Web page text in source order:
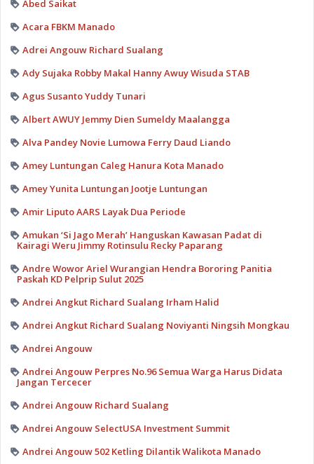
Abed Saikat
Acara FBKM Manado
Adrei Angouw Richard Sualang
Ady Sujaka Robby Makal Hanny Awuy Wisuda STAB
Agus Susanto Yuddy Tunari
Albert AWUY Jemmy Dien Sumeldy Maalangga
Alva Pandey Novie Lumowa Ferry Daud Liando
Amey Luntungan Caleg Hanura Kota Manado
Amey Yunita Luntungan Jootje Luntungan
Amir Liputo AARS Layak Dua Periode
Amukan ‘Si Jago Merah’ Hanguskan Kawasan Padat di
Kairagi Weru Jimmy Rotinsulu Recky Paparang
Andre Wowor Ariel Wurangian Hendra Bororing Panitia
Paskah KD Pelprip Sulut 2025
Andrei Angkut Richard Sualang Irham Halid
Andrei Angkut Richard Sualang Noviyanti Ningsih Mongkau
Andrei Angouw
Andrei Angouw Perpres No.96 Semua Warga Harus Didata
Jangan Tercecer
Andrei Angouw Richard Sualang
Andrei Angouw SelectUSA Investment Summit
Andrei Angouw 502 Ketling Dilantik Walikota Manado